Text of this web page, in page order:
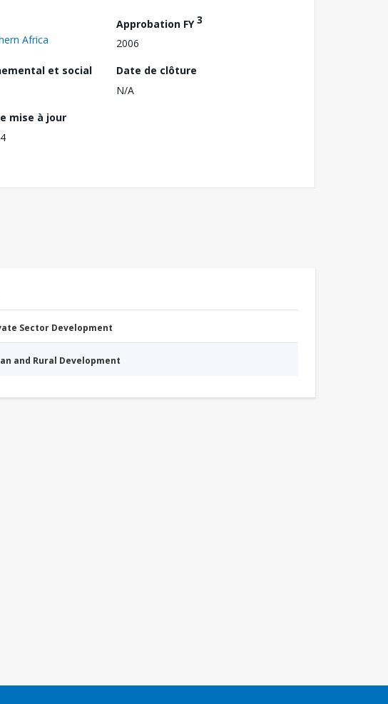
Africa
Approbation FY3
2006
et social
Date de clôture
N/A
mise à jour
Sector Development
and Rural Development